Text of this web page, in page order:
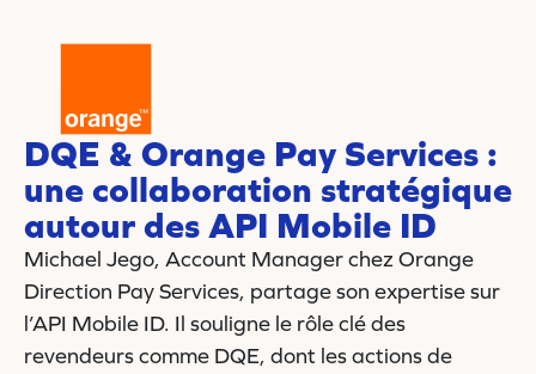
DQE & Orange Pay Services :
une collaboration stratégique
autour des API Mobile ID
Michael Jego, Account Manager chez Orange
Direction Pay Services, partage son expertise sur
l’API Mobile ID. Il souligne le rôle clé des
revendeurs comme DQE, dont les actions de